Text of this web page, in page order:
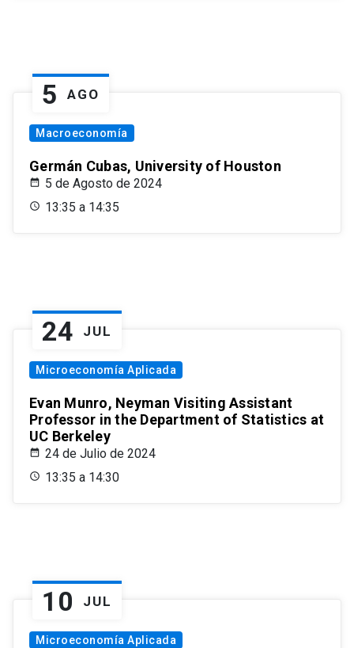
5 AGO
Macroeconomía
Germán Cubas, University of Houston
5 de Agosto de 2024
13:35 a 14:35
24 JUL
Microeconomía Aplicada
Evan Munro, Neyman Visiting Assistant
Professor in the Department of Statistics at
UC Berkeley
24 de Julio de 2024
13:35 a 14:30
10 JUL
Microeconomía Aplicada